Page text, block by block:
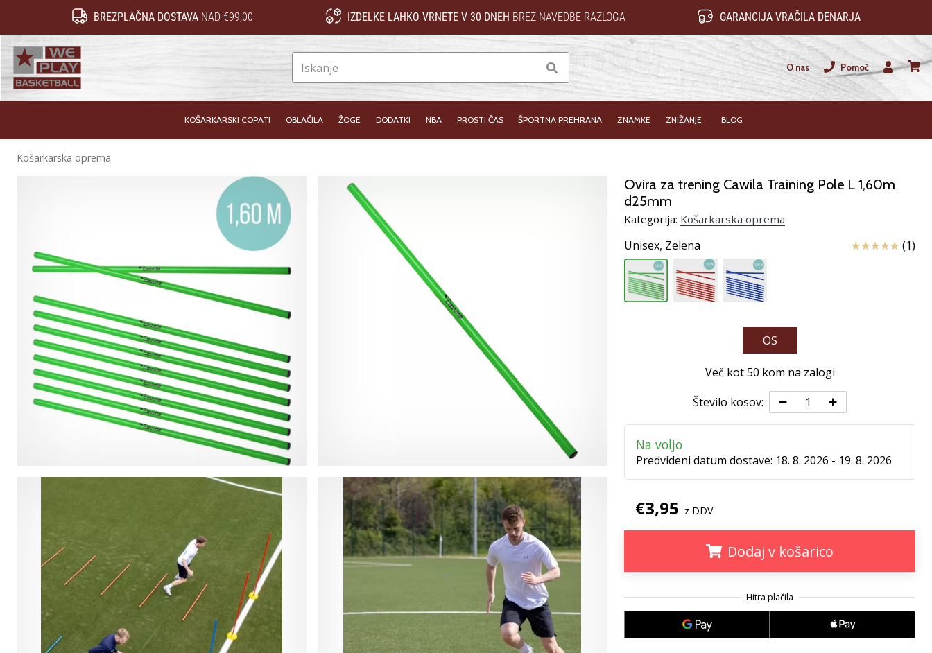
BREZPLAČNA DOSTAVA NAD €99,00 IZDELKE LAHKO VRNETE V 30 DNEH BREZ NAVEDBE RAZLOGA GARANCIJA VRAČILA DENARJA
Iskanje O nas
Pomoč
Uporabnik
KOŠARKARSKI COPATI OBLAČILA ŽOGE DODATKI NBA PROSTI ČAS ŠPORTNA PREHRANA ZNAMKE ZNIŽANJE BLOG
Košarkarska oprema
Ovira za trening Cawila Training Pole L 1,60m
d25mm
Kategorija: Košarkarska oprema
Unisex, Zelena Ocena izdelka
(1)
OS
Več kot 50 kom na zalogi
Število kosov:
Na voljo
Predvideni datum dostave: 18. 8. 2026 - 19. 8. 2026
€3,95 z DDV
Dodaj v košarico